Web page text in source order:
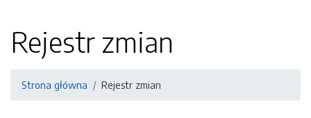
Rejestr zmian
Strona główna Rejestr zmian